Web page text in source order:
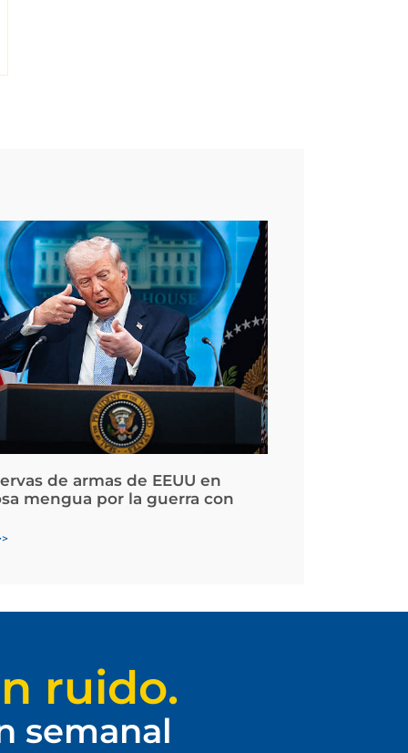
de armas de EEUU en
mengua por la guerra con
ruido.
semanal